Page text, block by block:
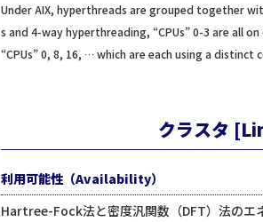
Under AIX, hyperthreads are grouped together
s and 4-way hyperthreading, “CPUs” 0-3 are all
“CPUs” 0, 8, 16, … which are each using a distinct
クラスタ
利用可能性（Availability）
Hartree-Fock法と密度汎関数（DFT）法のエ